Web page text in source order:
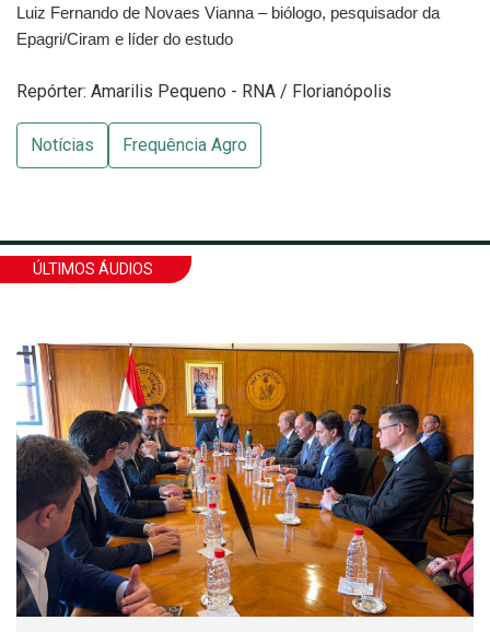
Luiz Fernando de Novaes Vianna – biólogo, pesquisador da
Epagri/Ciram e líder do estudo
Repórter: Amarilis Pequeno - RNA / Florianópolis
Notícias Frequência Agro
ÚLTIMOS ÁUDIOS